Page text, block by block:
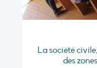
La société
des